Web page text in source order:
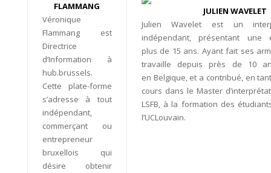
FLAMMANG
Véronique
Flammang est
Directrice
d’Information à
hub.brussels.
Cette plate-forme
s’adresse à tout
indépendant,
commerçant ou
entrepreneur
bruxellois qui
désire obtenir
JULIEN WAVELET
Julien Wavelet est un
indépendant, présentant une
plus de 15 ans. Ayant fait ses
travaille depuis près de 10
en Belgique, et a contribué, en
cours dans le Master
LSFB, à la formation des
l’UCLouvain.